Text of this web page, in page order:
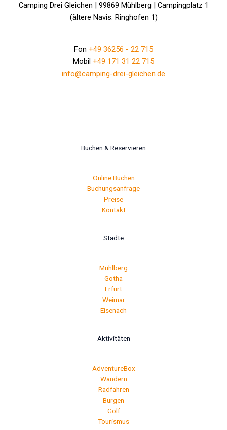
Camping Drei Gleichen | 99869 Mühlberg | Campingplatz 1
(ältere Navis: Ringhofen 1)
Fon +49 36256 - 22 715
Mobil +49 171 31 22 715
info@camping-drei-gleichen.de
Buchen & Reservieren
Online Buchen
Buchungsanfrage
Preise
Kontakt
Städte
Mühlberg
Gotha
Erfurt
Weimar
Eisenach
Aktivitäten
AdventureBox
Wandern
Radfahren
Burgen
Golf
Tourismus